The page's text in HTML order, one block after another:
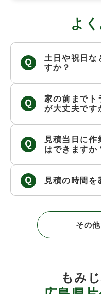
よ
土日や祝日な
すか？
家の前までト
が大丈夫です
見積当日に作
はできますか
見積の時間を
その
もみ